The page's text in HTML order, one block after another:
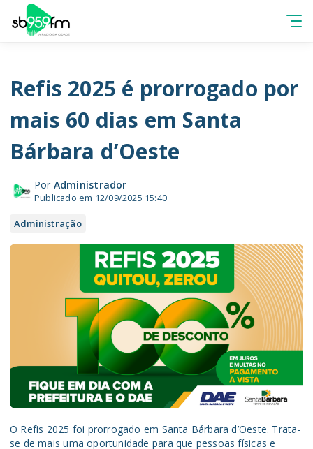
Refis 2025 é prorrogado por
mais 60 dias em Santa
Bárbara d’Oeste
Por Administrador
Publicado em 12/09/2025 15:40
Administração
O Refis 2025 foi prorrogado em Santa Bárbara d’Oeste. Trata-
se de mais uma oportunidade para que pessoas físicas e